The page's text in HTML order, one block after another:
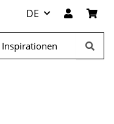
DE